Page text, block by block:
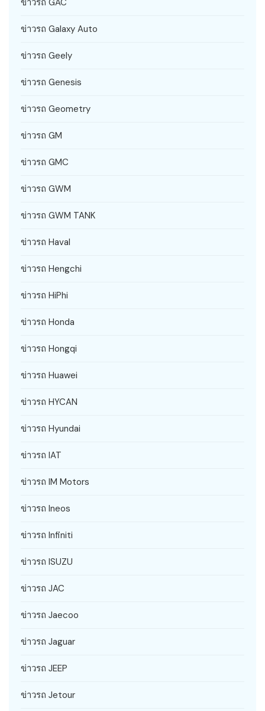
ข่าวรถ GAC
ข่าวรถ Galaxy Auto
ข่าวรถ Geely
ข่าวรถ Genesis
ข่าวรถ Geometry
ข่าวรถ GM
ข่าวรถ GMC
ข่าวรถ GWM
ข่าวรถ GWM TANK
ข่าวรถ Haval
ข่าวรถ Hengchi
ข่าวรถ HiPhi
ข่าวรถ Honda
ข่าวรถ Hongqi
ข่าวรถ Huawei
ข่าวรถ HYCAN
ข่าวรถ Hyundai
ข่าวรถ IAT
ข่าวรถ IM Motors
ข่าวรถ Ineos
ข่าวรถ Infiniti
ข่าวรถ ISUZU
ข่าวรถ JAC
ข่าวรถ Jaecoo
ข่าวรถ Jaguar
ข่าวรถ JEEP
ข่าวรถ Jetour